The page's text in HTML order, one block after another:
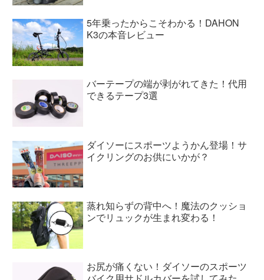
5年乗ったからこそわかる！DAHON
K3の本音レビュー
バーテープの端が剥がれてきた！代用
できるテープ3選
ダイソーにスポーツようかん登場！サ
イクリングのお供にいかが？
蒸れ知らずの背中へ！魔法のクッショ
ンでリュックが生まれ変わる！
お尻が痛くない！ダイソーのスポーツ